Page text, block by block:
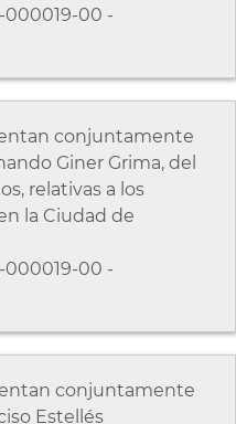
000019-00 -
conjuntamente
Giner Grima, del
relativas a los
la Ciudad de
000019-00 -
conjuntamente
Estellés